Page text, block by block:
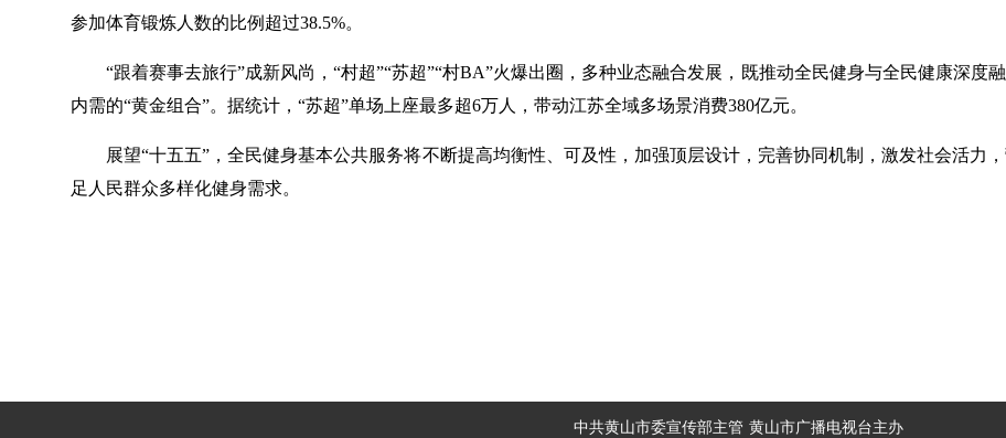
参加体育锻炼人数的比例超过38.5%。
“跟着赛事去旅行”成新风尚，“村超”“苏超”“村BA”火爆出圈，多种业态融合发展，既推动全民健身与全民健康深度
内需的“黄金组合”。据统计，“苏超”单场上座最多超6万人，带动江苏全域多场景消费380亿元。
展望“十五五”，全民健身基本公共服务将不断提高均衡性、可及性，加强顶层设计，完善协同机制，激发社会活力
足人民群众多样化健身需求。
中共黄山市委宣传部主管 黄山市广播电视台主办